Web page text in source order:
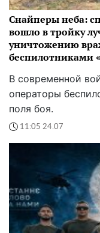
Снайперы неба:
вошло в тройку
уничтожению
беспилотниками
В современной
операторы
поля боя.
11:05 24.07